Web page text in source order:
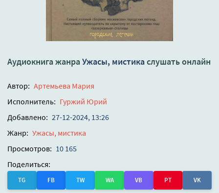
Аудиокнига жанра Ужасы, мистикаслушать онлайн
Автор: Артемьева Мария
Исполнитель: Гуржий Юрий
Добавлено: 27-12-2024, 13:26
Жанр: Ужасы, мистика
Просмотров: 10 165
Поделиться:
TG FB TW WA VB PT VK